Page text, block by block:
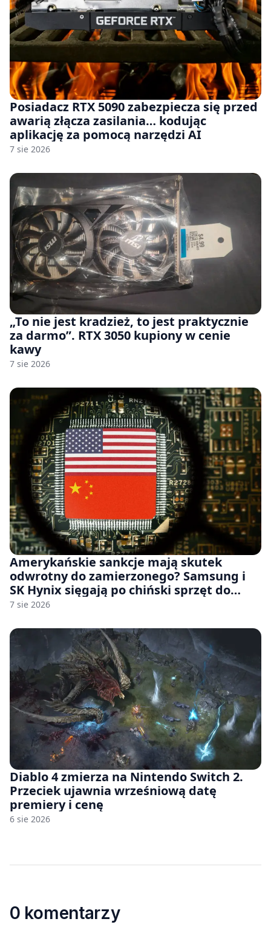
Posiadacz RTX 5090 zabezpiecza się przed
awarią złącza zasilania… kodując
aplikację za pomocą narzędzi AI
7 sie 2026
„To nie jest kradzież, to jest praktycznie
za darmo”. RTX 3050 kupiony w cenie
kawy
7 sie 2026
Amerykańskie sankcje mają skutek
odwrotny do zamierzonego? Samsung i
SK Hynix sięgają po chiński sprzęt do
fabryk chipów
7 sie 2026
Diablo 4 zmierza na Nintendo Switch 2.
Przeciek ujawnia wrześniową datę
premiery i cenę
6 sie 2026
0 komentarzy